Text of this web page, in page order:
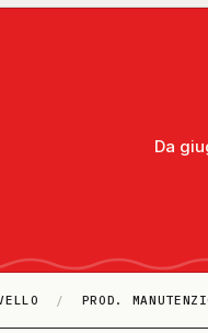
Da
/ PROD.